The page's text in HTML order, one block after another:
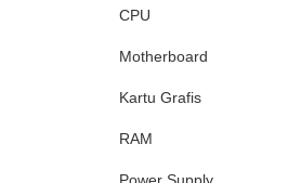
CPU
Motherboard
Kartu Grafis
RAM
Power Supply